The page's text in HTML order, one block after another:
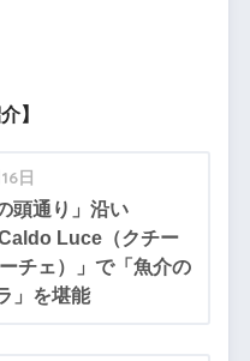
】
日
頭通り」沿い
Caldo Luce（クチー
チェ）」で「魚介の
」を堪能